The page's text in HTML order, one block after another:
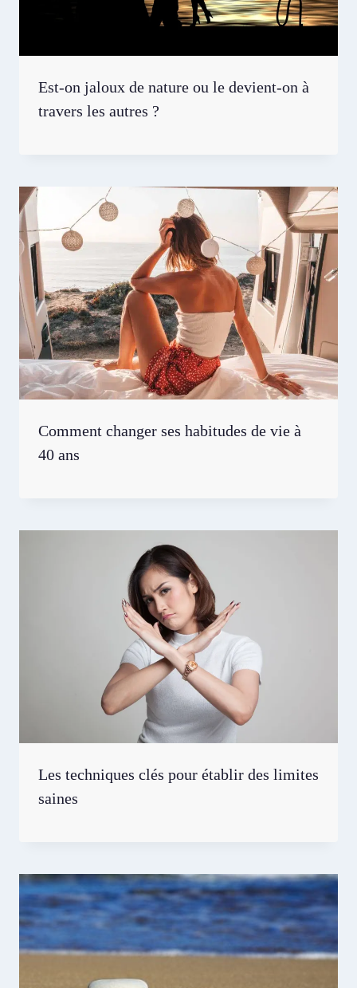
Est-on jaloux de nature ou le devient-on à
travers les autres ?
Comment changer ses habitudes de vie à
40 ans
Les techniques clés pour établir des limites
saines